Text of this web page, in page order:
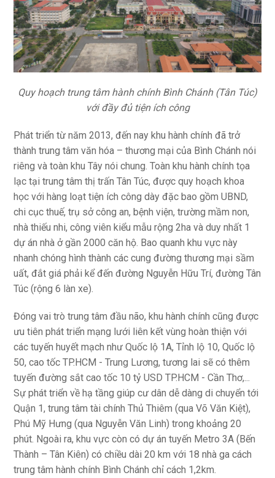
Quy hoạch trung tâm hành chính Bình Chánh (Tân Túc)
với đầy đủ tiện ích công
Phát triển từ năm 2013, đến nay khu hành chính đã trở
thành trung tâm văn hóa – thương mại của Bình Chánh nói
riêng và toàn khu Tây nói chung. Toàn khu hành chính tọa
lạc tại trung tâm thị trấn Tân Túc, được quy hoạch khoa
học với hàng loạt tiện ích công dày đặc bao gồm UBND,
chi cục thuế, trụ sở công an, bệnh viện, trường mầm non,
nhà thiếu nhi, công viên kiểu mẫu rộng 2ha và duy nhất 1
dự án nhà ở gần 2000 căn hộ. Bao quanh khu vực này
nhanh chóng hình thành các cung đường thương mại sầm
uất, đắt giá phải kể đến đường Nguyễn Hữu Trí, đường Tân
Túc (rộng 6 làn xe).
Đóng vai trò trung tâm đầu não, khu hành chính cũng được
ưu tiên phát triển mạng lưới liên kết vùng hoàn thiện với
các tuyến huyết mạch như Quốc lộ 1A, Tỉnh lộ 10, Quốc lộ
50, cao tốc TP.HCM - Trung Lương, tương lai sẽ có thêm
tuyến đường sắt cao tốc 10 tỷ USD TP.HCM - Cần Thơ,...
Sự phát triển về hạ tầng giúp cư dân dễ dàng di chuyển tới
Quận 1, trung tâm tài chính Thủ Thiêm (qua Võ Văn Kiệt),
Phú Mỹ Hưng (qua Nguyễn Văn Linh) trong khoảng 20
phút. Ngoài ra, khu vực còn có dự án tuyến Metro 3A (Bến
Thành – Tân Kiên) có chiều dài 20 km với 18 nhà ga cách
trung tâm hành chính Bình Chánh chỉ cách 1,2km.